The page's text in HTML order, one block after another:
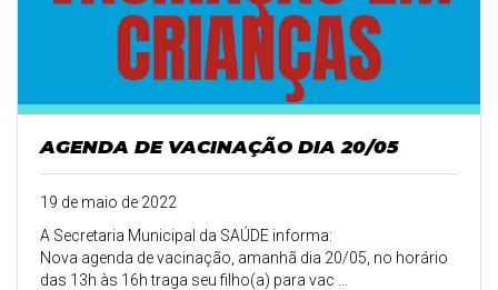
AGENDA DE VACINAÇÃO DIA 20/05
19 de maio de 2022
A Secretaria Municipal da SAÚDE informa:
Nova agenda de vacinação, amanhã dia 20/05, no horário
das 13h às 16h traga seu filho(a) para vac ...